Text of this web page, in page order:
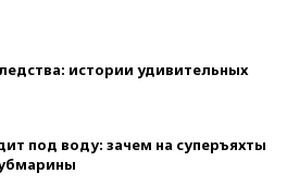
истории удивительных
под воду: зачем на суперъяхты